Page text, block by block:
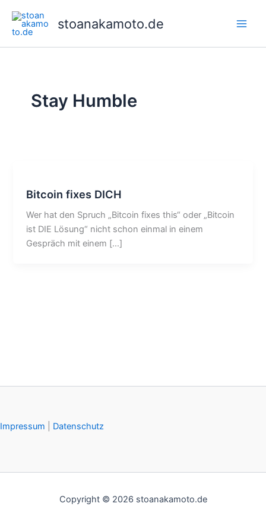
Inhalt
springen
stoanakamoto.de
Stay Humble
Bitcoin fixes DICH
Wer hat den Spruch „Bitcoin fixes this“ oder „Bitcoin
ist DIE Lösung“ nicht schon einmal in einem
Gespräch mit einem […]
Impressum Datenschutz
Copyright © 2026 stoanakamoto.de